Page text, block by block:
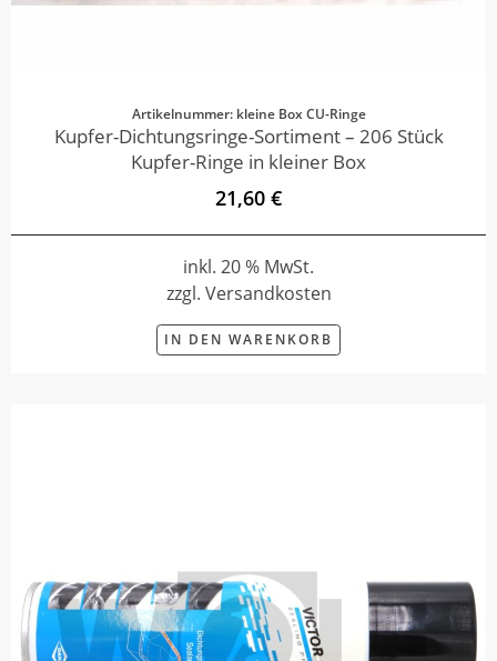
Artikelnummer: kleine Box CU-Ringe
Kupfer-Dichtungsringe-Sortiment – 206 Stück
Kupfer-Ringe in kleiner Box
21,60 €
inkl. 20 % MwSt.
zzgl. Versandkosten
IN DEN WARENKORB